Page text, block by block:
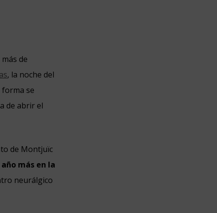
de
, la noche del
se
de abrir el
de Montjuïc
más en la
neurálgico